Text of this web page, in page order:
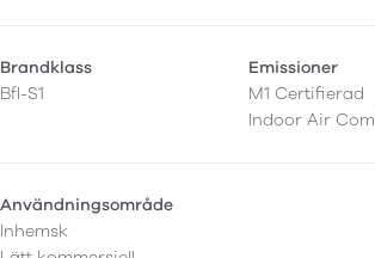
Brandklass
Bfl-S1
Emissioner
M1 Certifierad
Indoor Air
Användningsområde
Inhemsk